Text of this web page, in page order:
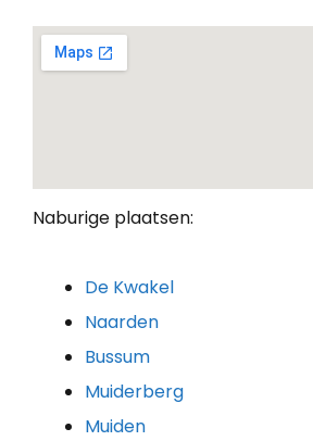
Naburige plaatsen:
De Kwakel
Naarden
Bussum
Muiderberg
Muiden